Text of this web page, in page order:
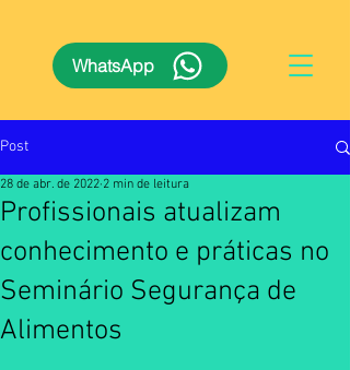
WhatsApp
Post
Profissionais atualizam
conhecimento e práticas no
Seminário Segurança de
Alimentos
28 de abr. de 2022 2 min de leitura